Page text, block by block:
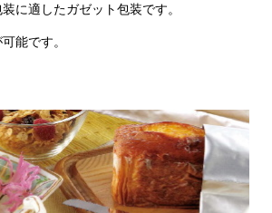
に適したガゼット包装です。
能です。